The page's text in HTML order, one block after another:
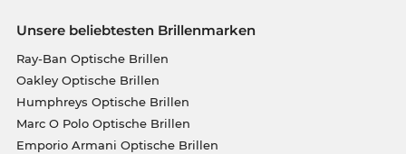
Unsere beliebtesten Brillenmarken
Ray-Ban Optische Brillen
Oakley Optische Brillen
Humphreys Optische Brillen
Marc O Polo Optische Brillen
Emporio Armani Optische Brillen